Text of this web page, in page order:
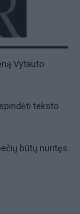
Vytauto
teksto
būtų nuritęs.